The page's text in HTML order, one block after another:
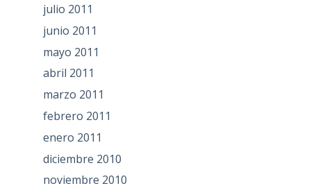
julio 2011
junio 2011
mayo 2011
abril 2011
marzo 2011
febrero 2011
enero 2011
diciembre 2010
noviembre 2010